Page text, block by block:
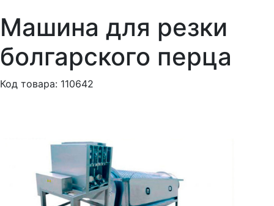
Машина для резки
болгарского перца
Код товара: 110642